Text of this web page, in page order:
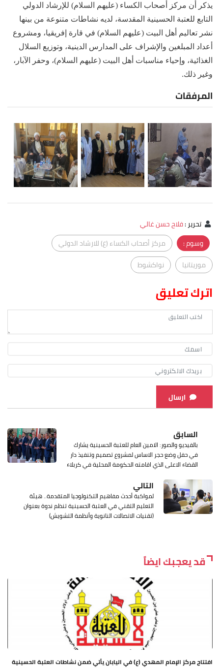
يذكر أن مركز أصحاب الكساء (عليهم السلام) للإرشاد الدولي
التابع للعتبة الحسينية المقدسة، لديه نشاطات متنوعة من بينها
نشر تعاليم أهل البيت (عليهم السلام) في قارة إفريقيا، ومشروع
أعداد المبلغين والإشراف على المدارس الدينية، وتوزيع السلال
الغذائية، وإحياء مناسبات أهل البيت (عليهم السلام)، وحفر الآبار،
وغير ذلك.
المرفقات
تحرير:فلاح حسن غالي
وسوم :
مركز أصحاب الكساء (ع) للارشاد الدولي
موريتانيا
نواكشوط
اترك تعليق
ارسال
السابق
بالفيديو والصور: الامين العام للعتبة الحسينية يشارك
في حفل وضع حجر الاساس لمشروع تصميم وتنفيذ دار
القضاء الاعلى الذي اقامته الحكومة المحلية في كربلاء
التالي
لمواكبة أحدث مفاهيم التكنولوجيا المتقدمة.. هيئة
التعليم التقني في العتبة الحسينية تنظم ندوة بعنوان
(تقنيات الاتصالات النانوية وأنظمة التشويش)
قد يعجبك ايضاً
افتتاح مركز الإمام المهدي (ع) في اليابان يأتي ضمن نشاطات العتبة الحسينية